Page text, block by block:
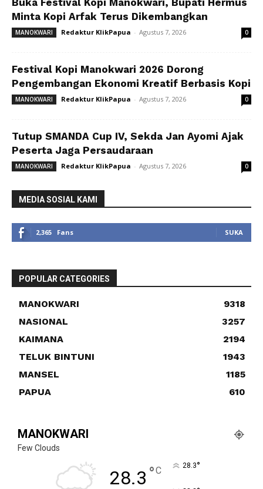
Buka Festival Kopi Manokwari, Bupati Hermus
Minta Kopi Arfak Terus Dikembangkan
MANOKWARI Redaktur KlikPapua - Agustus 7, 2026 0
Festival Kopi Manokwari 2026 Dorong
Pengembangan Ekonomi Kreatif Berbasis Kopi
MANOKWARI Redaktur KlikPapua - Agustus 7, 2026 0
Tutup SMANDA Cup IV, Sekda Jan Ayomi Ajak
Peserta Jaga Persaudaraan
MANOKWARI Redaktur KlikPapua - Agustus 7, 2026 0
MEDIA SOSIAL KAMI
2,365 Fans SUKA
POPULAR CATEGORIES
MANOKWARI
9318
NASIONAL
3257
KAIMANA
2194
TELUK BINTUNI
1943
MANSEL
1185
PAPUA
610
MANOKWARI
Few Clouds
28.3 °C 28.3°